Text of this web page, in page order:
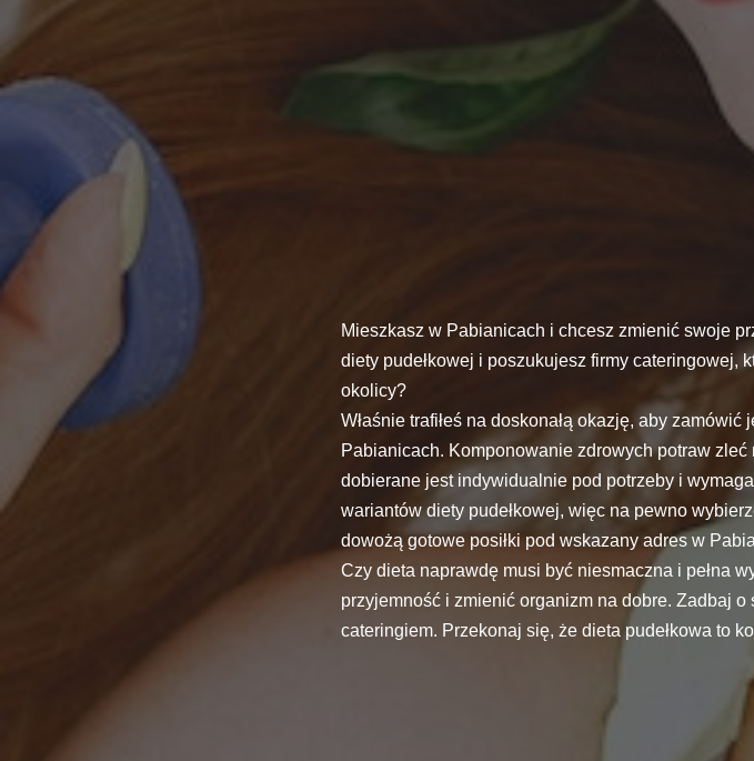
Mieszkasz w Pabianicach i chcesz zmienić swoje
diety pudełkowej i poszukujesz firmy cateringowej,
okolicy?
Właśnie trafiłeś na doskonałą okazję, aby
Pabianicach. Komponowanie zdrowych potraw
dobierane jest indywidualnie pod potrzeby i
wariantów diety pudełkowej, więc na pewno
dowożą gotowe posiłki pod wskazany adres w
Czy dieta naprawdę musi być niesmaczna i pełna
przyjemność i zmienić organizm na dobre. Zadbaj
cateringiem. Przekonaj się, że dieta pudełkowa to